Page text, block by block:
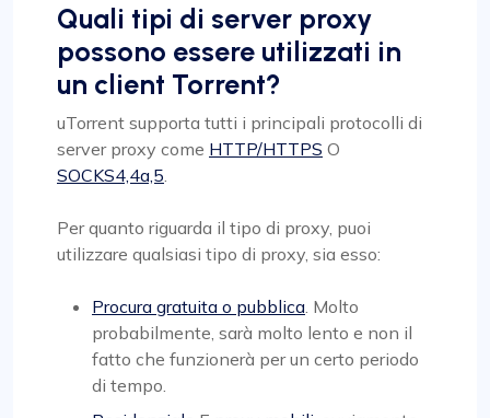
Quali tipi di server proxy
possono essere utilizzati in
un client Torrent?
uTorrent supporta tutti i principali protocolli di
server proxy come HTTP/HTTPS O
SOCKS4,4a,5
Per quanto riguarda il tipo di proxy, puoi
utilizzare qualsiasi tipo di proxy, sia esso:
Procura gratuita o pubblica . Molto
probabilmente, sarà molto lento e non il
fatto che funzionerà per un certo periodo
di tempo.